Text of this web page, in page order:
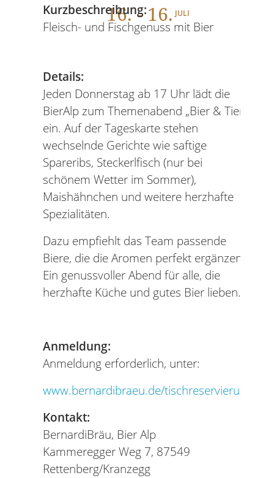
16. - 16. JULI
Kurzbeschreibung:
Fleisch- und Fischgenuss mit Bier
Details:
Jeden Donnerstag ab 17 Uhr lädt die
BierAlp zum Themenabend „Bier & Tier“
ein. Auf der Tageskarte stehen
wechselnde Gerichte wie saftige
Spareribs, Steckerlfisch (nur bei
schönem Wetter im Sommer),
Maishähnchen und weitere herzhafte
Spezialitäten.
Dazu empfiehlt das Team passende
Biere, die die Aromen perfekt ergänzen.
Ein genussvoller Abend für alle, die
herzhafte Küche und gutes Bier lieben.
Anmeldung:
Anmeldung erforderlich, unter:
www.bernardibraeu.de/tischreservierung
Kontakt:
BernardiBräu, Bier Alp
Kammeregger Weg 7, 87549
Rettenberg/Kranzegg